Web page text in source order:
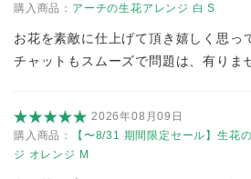
購入商品： アーチの生花アレンジ 白 S
お花を素敵に仕上げて頂き嬉しく思っ
チャットもスムーズで問題は、有りま
2026年08月09日
購入商品：
【〜8/31 期間限定セール】生花
ジ オレンジ M